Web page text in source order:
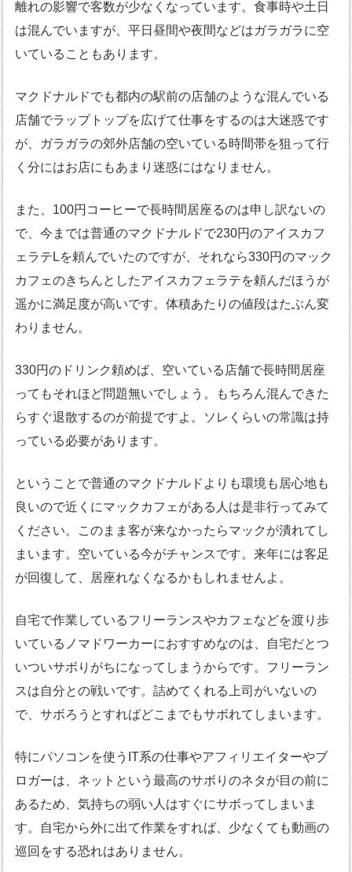
離れの影響で客数が少なくなっています。食事時や土日
は混んでいますが、平日昼間や夜間などはガラガラに空
いていることもあります。
マクドナルドでも都内の駅前の店舗のような混んでいる
店舗でラップトップを広げて仕事をするのは大迷惑です
が、ガラガラの郊外店舗の空いている時間帯を狙って行
く分にはお店にもあまり迷惑にはなりません。
また、100円コーヒーで長時間居座るのは申し訳ないの
で、今までは普通のマクドナルドで230円のアイスカフ
ェラテLを頼んでいたのですが、それなら330円のマック
カフェのきちんとしたアイスカフェラテを頼んだほうが
遥かに満足度が高いです。体積あたりの値段はたぶん変
わりません。
330円のドリンク頼めば、空いている店舗で長時間居座
ってもそれほど問題無いでしょう。もちろん混んできた
らすぐ退散するのが前提ですよ。ソレくらいの常識は持
っている必要があります。
ということで普通のマクドナルドよりも環境も居心地も
良いので近くにマックカフェがある人は是非行ってみて
ください。このまま客が来なかったらマックが潰れてし
まいます。空いている今がチャンスです。来年には客足
が回復して、居座れなくなるかもしれませんよ。
自宅で作業しているフリーランスやカフェなどを渡り歩
いているノマドワーカーにおすすめなのは、自宅だとつ
いついサボりがちになってしまうからです。フリーラン
スは自分との戦いです。詰めてくれる上司がいないの
で、サボろうとすればどこまでもサボれてしまいます。
特にパソコンを使うIT系の仕事やアフィリエイターやブ
ロガーは、ネットという最高のサボりのネタが目の前に
あるため、気持ちの弱い人はすぐにサボってしまいま
す。自宅から外に出て作業をすれば、少なくても動画の
巡回をする恐れはありません。